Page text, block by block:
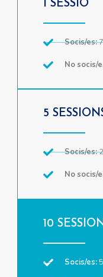
1 SESSIÓ
Socis/es:
No socis/
5
Socis/es:
No socis/
10
Socis/es: